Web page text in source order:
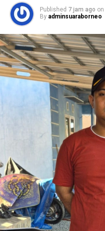
Published 7 jam ago on
By adminsuaraborneo